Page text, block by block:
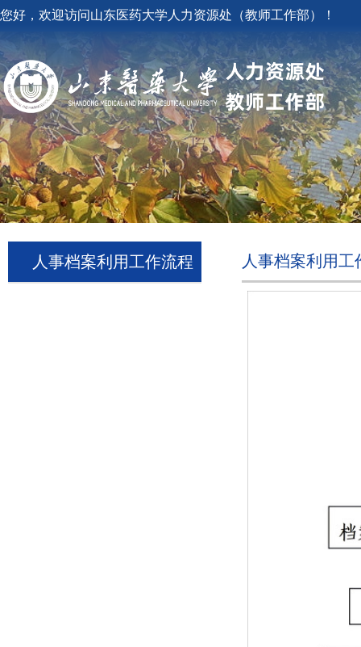
您好，欢迎访问山东医药大学人力资源处（教师工作部）！
人事档案利用工作流程 人事档案利用工